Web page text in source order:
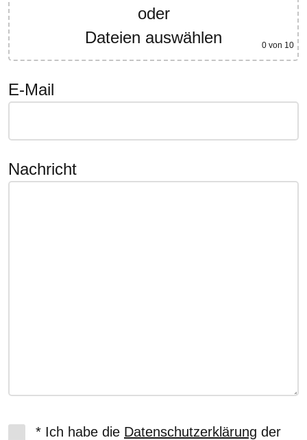
oder
Dateien auswählen
0 von 10
E-Mail
Nachricht
* Ich habe die Datenschutzerklärung der